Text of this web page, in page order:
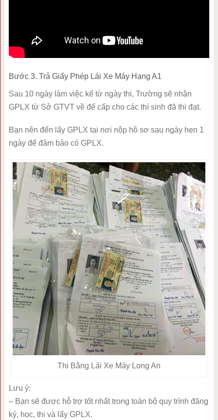
Bước 3. Trả Giấy Phép Lái Xe Máy Hạng A1
Sau 10 ngày làm việc kể từ ngày thi, Trường sẽ nhận
GPLX từ Sở GTVT về để cấp cho các thí sinh đã thi đạt.
Bạn nên đến lấy GPLX tại nơi nộp hồ sơ sau ngày hẹn 1
ngày để đảm bảo có GPLX.
Thi Bằng Lái Xe Máy Long An
Lưu ý:
– Bạn sẽ được hỗ trợ tốt nhất trong toàn bộ quy trình đăng
ký, học, thi và lấy GPLX.